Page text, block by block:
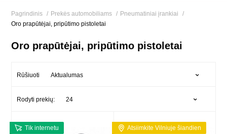
Pagrindinis Prekės automobiliams
Pneumatiniai įrankiai
Oro prapūtėjai, pripūtimo pistoletai
Oro prapūtėjai, pripūtimo pistoletai
Rūšiuoti Aktualumas
Rodyti prekių: 24
Tik internetu Atsiimkite Vilniuje šiandien